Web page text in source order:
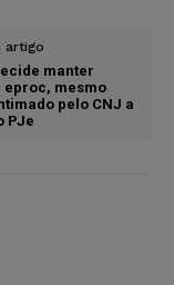
artigo
manter
eproc, mesmo
pelo CNJ a
PJe